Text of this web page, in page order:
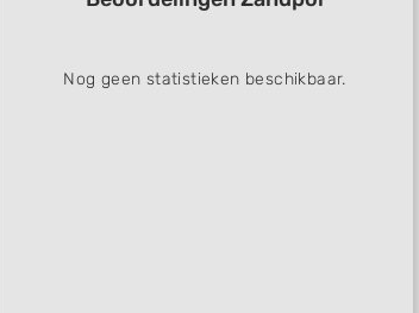
Nog geen statistieken beschikbaar.